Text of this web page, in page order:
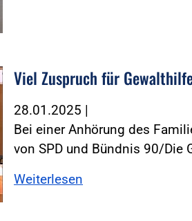
Viel Zuspruch für
28.01.2025 |
Bei einer Anhörung des
von SPD und Bündnis 90/Die
Weiterlesen